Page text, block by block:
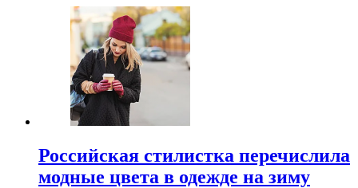
Российская стилистка перечислила
модные цвета в одежде на зиму